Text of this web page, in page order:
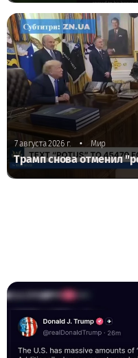
7 августа 2026 г. • Мир
Трамп снова отменил